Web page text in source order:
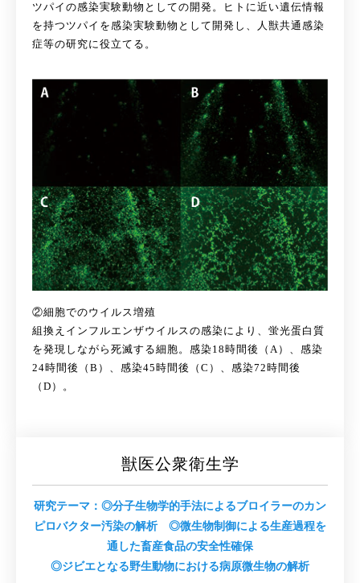
ツパイの感染実験動物としての開発。ヒトに近い遺伝情報
を持つツパイを感染実験動物として開発し、人獣共通感染
症等の研究に役立てる。
②細胞でのウイルス増殖
組換えインフルエンザウイルスの感染により、蛍光蛋白質
を発現しながら死滅する細胞。感染18時間後（A）、感染
24時間後（B）、感染45時間後（C）、感染72時間後
（D）。
獣医公衆衛生学
研究テーマ：◎分子生物学的手法によるブロイラーのカン
ピロバクター汚染の解析 ◎微生物制御による生産過程を
通した畜産食品の安全性確保
◎ジビエとなる野生動物における病原微生物の解析